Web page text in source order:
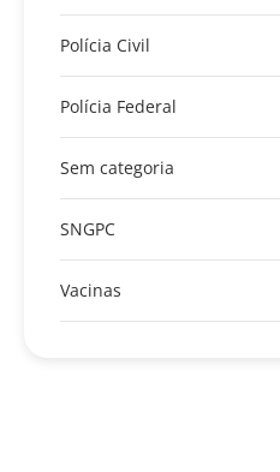
Polícia Civil
Polícia Federal
Sem categoria
SNGPC
Vacinas